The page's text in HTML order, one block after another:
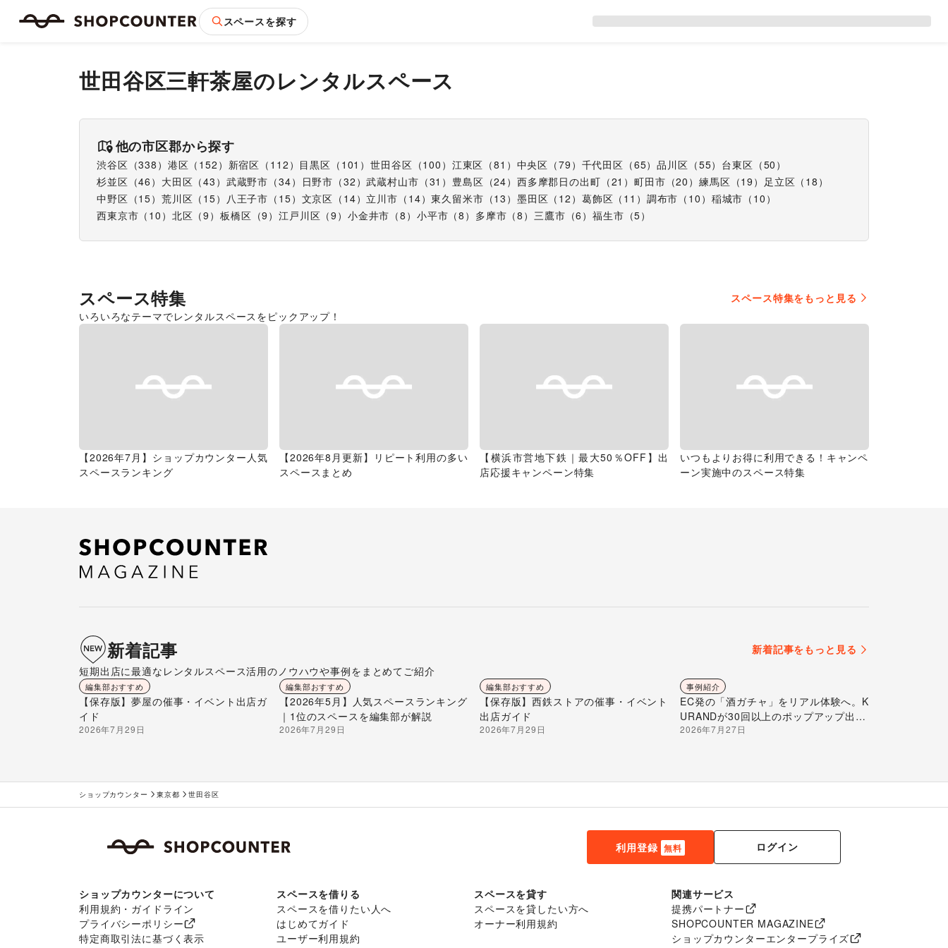
スペースを探す
世田谷区三軒茶屋のレンタルスペース
他の市区郡から探す
渋谷区 （338 ） 港区 （ 152 ） 新宿区 （ 112 ） 目黒区 （ 101 ）世田谷区 （100 ） 江東区 （81 ） 中央区 （79 ） 千代田区 （65）品川区 （55） 台東区 （50 ）
杉並区 （46 ） 大田区 （43 ） 武蔵野市 （34） 日野市 （32 ）武蔵村山市 （31 ） 豊島区 （24） 西多摩郡日の出町 （21 ）町田市 （20 ） 練馬区 （19 ） 足立区 （ 18 ）
中野区 （15） 荒川区 （ 15） 八王子市 （ 15） 文京区 （ 14） 立川市 （ 14）東久留米市 （13 ） 墨田区 （ 12 ） 葛飾区 （ 11 ） 調布市 （ 10 ） 稲城市 （ 10 ）
西東京市 （ 10 ） 北区 （9 ） 板橋区 （9 ）江戸川区 （9 ） 小金井市 （8 ） 小平市 （8 ） 多摩市 （8 ） 三鷹市 （6 ）福生市 （5）
スペース特集
スペース特集をもっと見る
いろいろなテーマでレンタルスペースをピックアップ！
【2026年7月】ショップカウンター人気
スペースランキング
【2026年8月更新】リピート利用の多い
スペースまとめ
【横浜市営地下鉄｜最大50％OFF】出
店応援キャンペーン特集
いつもよりお得に利用できる！キャンペ
ーン実施中のスペース特集
新着記事
新着記事をもっと見る
短期出店に最適なレンタルスペース活用のノウハウや事例をまとめてご紹介
編集部おすすめ
【保存版】夢屋の催事・イベント出店ガ
イド
2026年7月29日
編集部おすすめ
【2026年5月】人気スペースランキング
｜1位のスペースを編集部が解説
2026年7月29日
編集部おすすめ
【保存版】西鉄ストアの催事・イベント
出店ガイド
2026年7月29日
事例紹介
EC発の「酒ガチャ」をリアル体験へ。K
URANDが30回以上のポップアップ出店
で届ける“新しいお酒との出会い”
2026年7月27日
ショップカウンター 東京都 世田谷区
利用登録 無料 ログイン
ショップカウンターについて
利用規約・ガイドライン
プライバシーポリシー
特定商取引法に基づく表示
スペースを借りる
スペースを借りたい人へ
はじめてガイド
ユーザー利用規約
スペースを貸す
スペースを貸したい方へ
オーナー利用規約
関連サービス
提携パートナー
SHOPCOUNTER MAGAZINE
ショップカウンターエンタープライズ